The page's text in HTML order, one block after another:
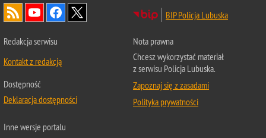
BIP Policja Lubuska
Redakcja serwisu
Kontakt z redakcją
Dostępność
Deklaracja dostępności
Nota prawna
Chcesz wykorzystać materiał
z serwisu Policja Lubuska.
Zapoznaj się z zasadami
Polityka prywatności
Inne wersje portalu